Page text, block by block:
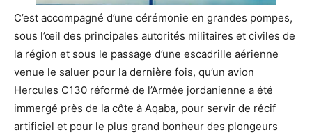
C’est accompagné d’une cérémonie en grandes pompes,
sous l’œil des principales autorités militaires et civiles de
la région et sous le passage d’une escadrille aérienne
venue le saluer pour la dernière fois, qu’un avion
Hercules C130 réformé de l’Armée jordanienne a été
immergé près de la côte à Aqaba, pour servir de récif
artificiel et pour le plus grand bonheur des plongeurs